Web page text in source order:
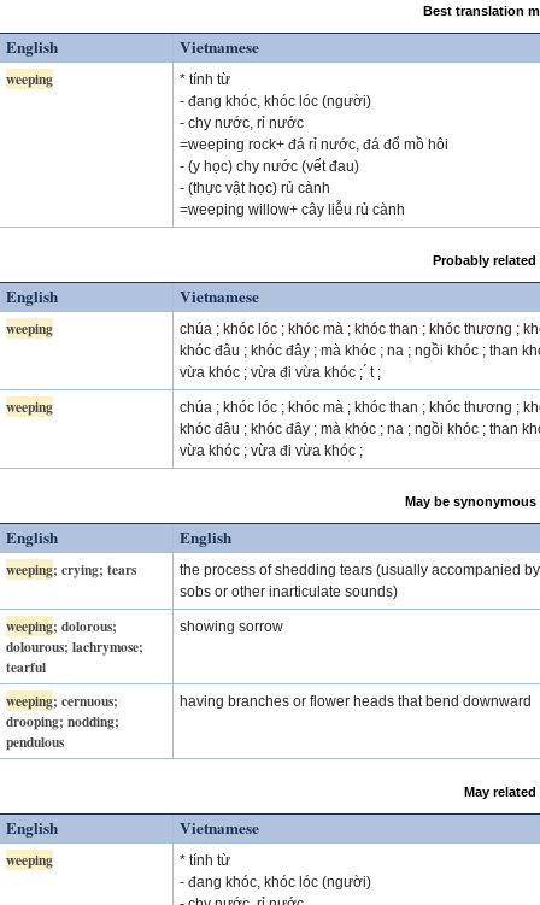
Best translation
English Vietnamese
weeping
* tính từ
- đang khóc, khóc lóc (người)
- chy nước, rỉ nước
=weeping rock+ đá rỉ nước, đá đổ mồ hôi
- (y học) chy nước (vết đau)
- (thực vật học) rủ cành
=weeping willow+ cây liễu rủ cành
Probably
English Vietnamese
weeping
chúa ; khóc lóc ; khóc mà ; khóc than ; khóc thương ;
khóc đâu ; khóc đây ; mà khóc ; na ; ngồi khóc ; than
vừa khóc ; vừa đi vừa khóc ; ́ t ;
weeping
chúa ; khóc lóc ; khóc mà ; khóc than ; khóc thương ;
khóc đâu ; khóc đây ; mà khóc ; na ; ngồi khóc ; than
vừa khóc ; vừa đi vừa khóc ;
May be
English English
weeping; crying; tears
the process of shedding tears (usually accompanied by
sobs or other inarticulate sounds)
weeping; dolorous;
dolourous; lachrymose;
tearful
showing sorrow
weeping; cernuous;
drooping; nodding;
pendulous
having branches or flower heads that bend downward
May
English Vietnamese
weeping
* tính từ
- đang khóc, khóc lóc (người)